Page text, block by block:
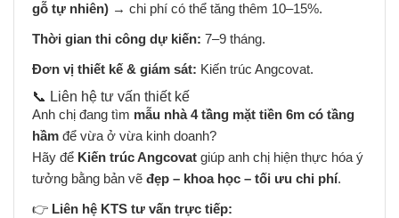
gỗ tự nhiên) → chi phí có thể tăng thêm 10–15%.
Thời gian thi công dự kiến: 7–9 tháng.
Đơn vị thiết kế & giám sát: Kiến trúc Angcovat.
📞 Liên hệ tư vấn thiết kế
Anh chị đang tìm mẫu nhà 4 tầng mặt tiền 6m có tầng
hầm để vừa ở vừa kinh doanh?
Hãy để Kiến trúc Angcovat giúp anh chị hiện thực hóa ý
tưởng bằng bản vẽ đẹp – khoa học – tối ưu chi phí.
👉 Liên hệ KTS tư vấn trực tiếp: